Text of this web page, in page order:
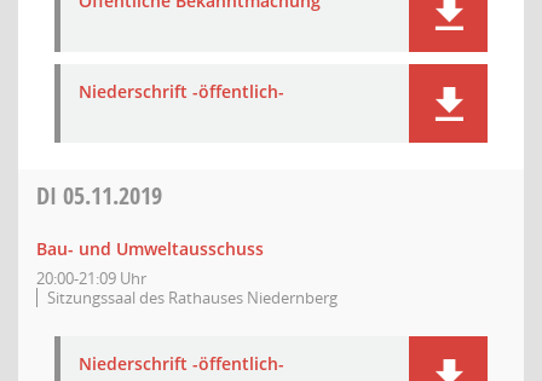
Niederschrift -öffentlich-
DI 05.11.2019
Bau- und Umweltausschuss
20:00-21:09 Uhr
Sitzungssaal des Rathauses Niedernberg
Niederschrift -öffentlich-